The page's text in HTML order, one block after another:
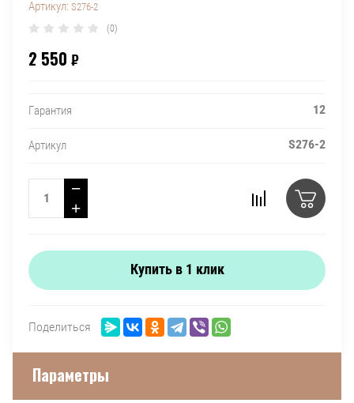
Артикул: S276-2
(0)
2 550 ₽
Гарантия 12
Артикул S276-2
−
+
Купить в 1 клик
Поделиться
Параметры